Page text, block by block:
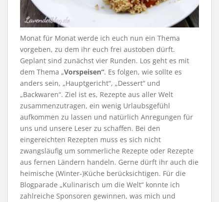
Monat für Monat werde ich euch nun ein Thema
vorgeben, zu dem ihr euch frei austoben dürft.
Geplant sind zunächst vier Runden. Los geht es mit
dem Thema „Vorspeisen“. Es folgen, wie sollte es
anders sein, „Hauptgericht“, „Dessert“ und
„Backwaren“. Ziel ist es, Rezepte aus aller Welt
zusammenzutragen, ein wenig Urlaubsgefühl
aufkommen zu lassen und natürlich Anregungen für
uns und unsere Leser zu schaffen. Bei den
eingereichten Rezepten muss es sich nicht
zwangsläufig um sommerliche Rezepte oder Rezepte
aus fernen Ländern handeln. Gerne dürft ihr auch die
heimische (Winter-)Küche berücksichtigen. Für die
Blogparade „Kulinarisch um die Welt“ konnte ich
zahlreiche Sponsoren gewinnen, was mich und